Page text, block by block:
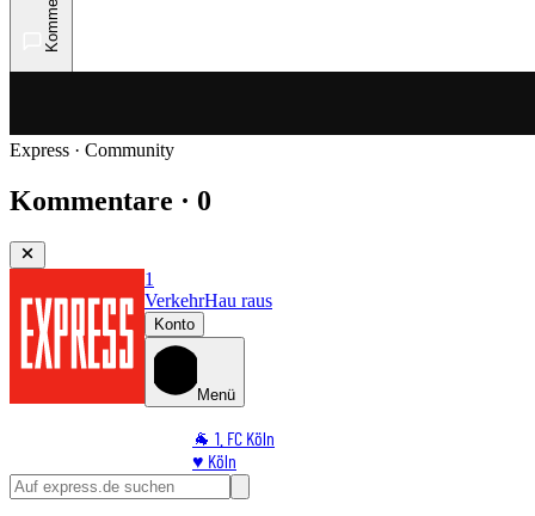
Express · Community
Kommentare · 0
1
VerkehrHau raus
Konto
Menü
🐐 1. FC Köln
♥️ Köln
⭐ Promi